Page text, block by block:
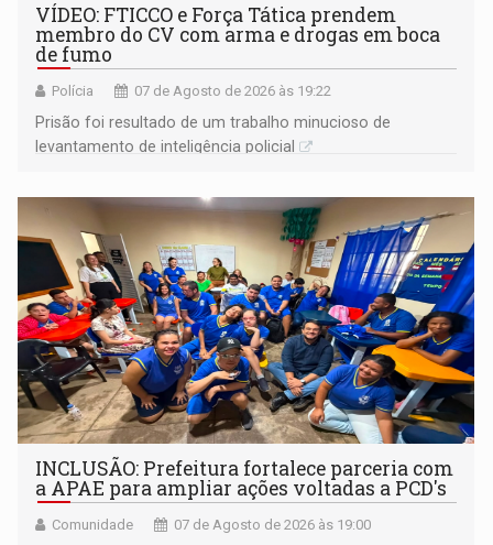
VÍDEO: FTICCO e Força Tática prendem
membro do CV com arma e drogas em boca
de fumo
Polícia 07 de Agosto de 2026 às 19:22
Prisão foi resultado de um trabalho minucioso de
levantamento de inteligência policial
INCLUSÃO: Prefeitura fortalece parceria com
a APAE para ampliar ações voltadas a PCD's
Comunidade 07 de Agosto de 2026 às 19:00